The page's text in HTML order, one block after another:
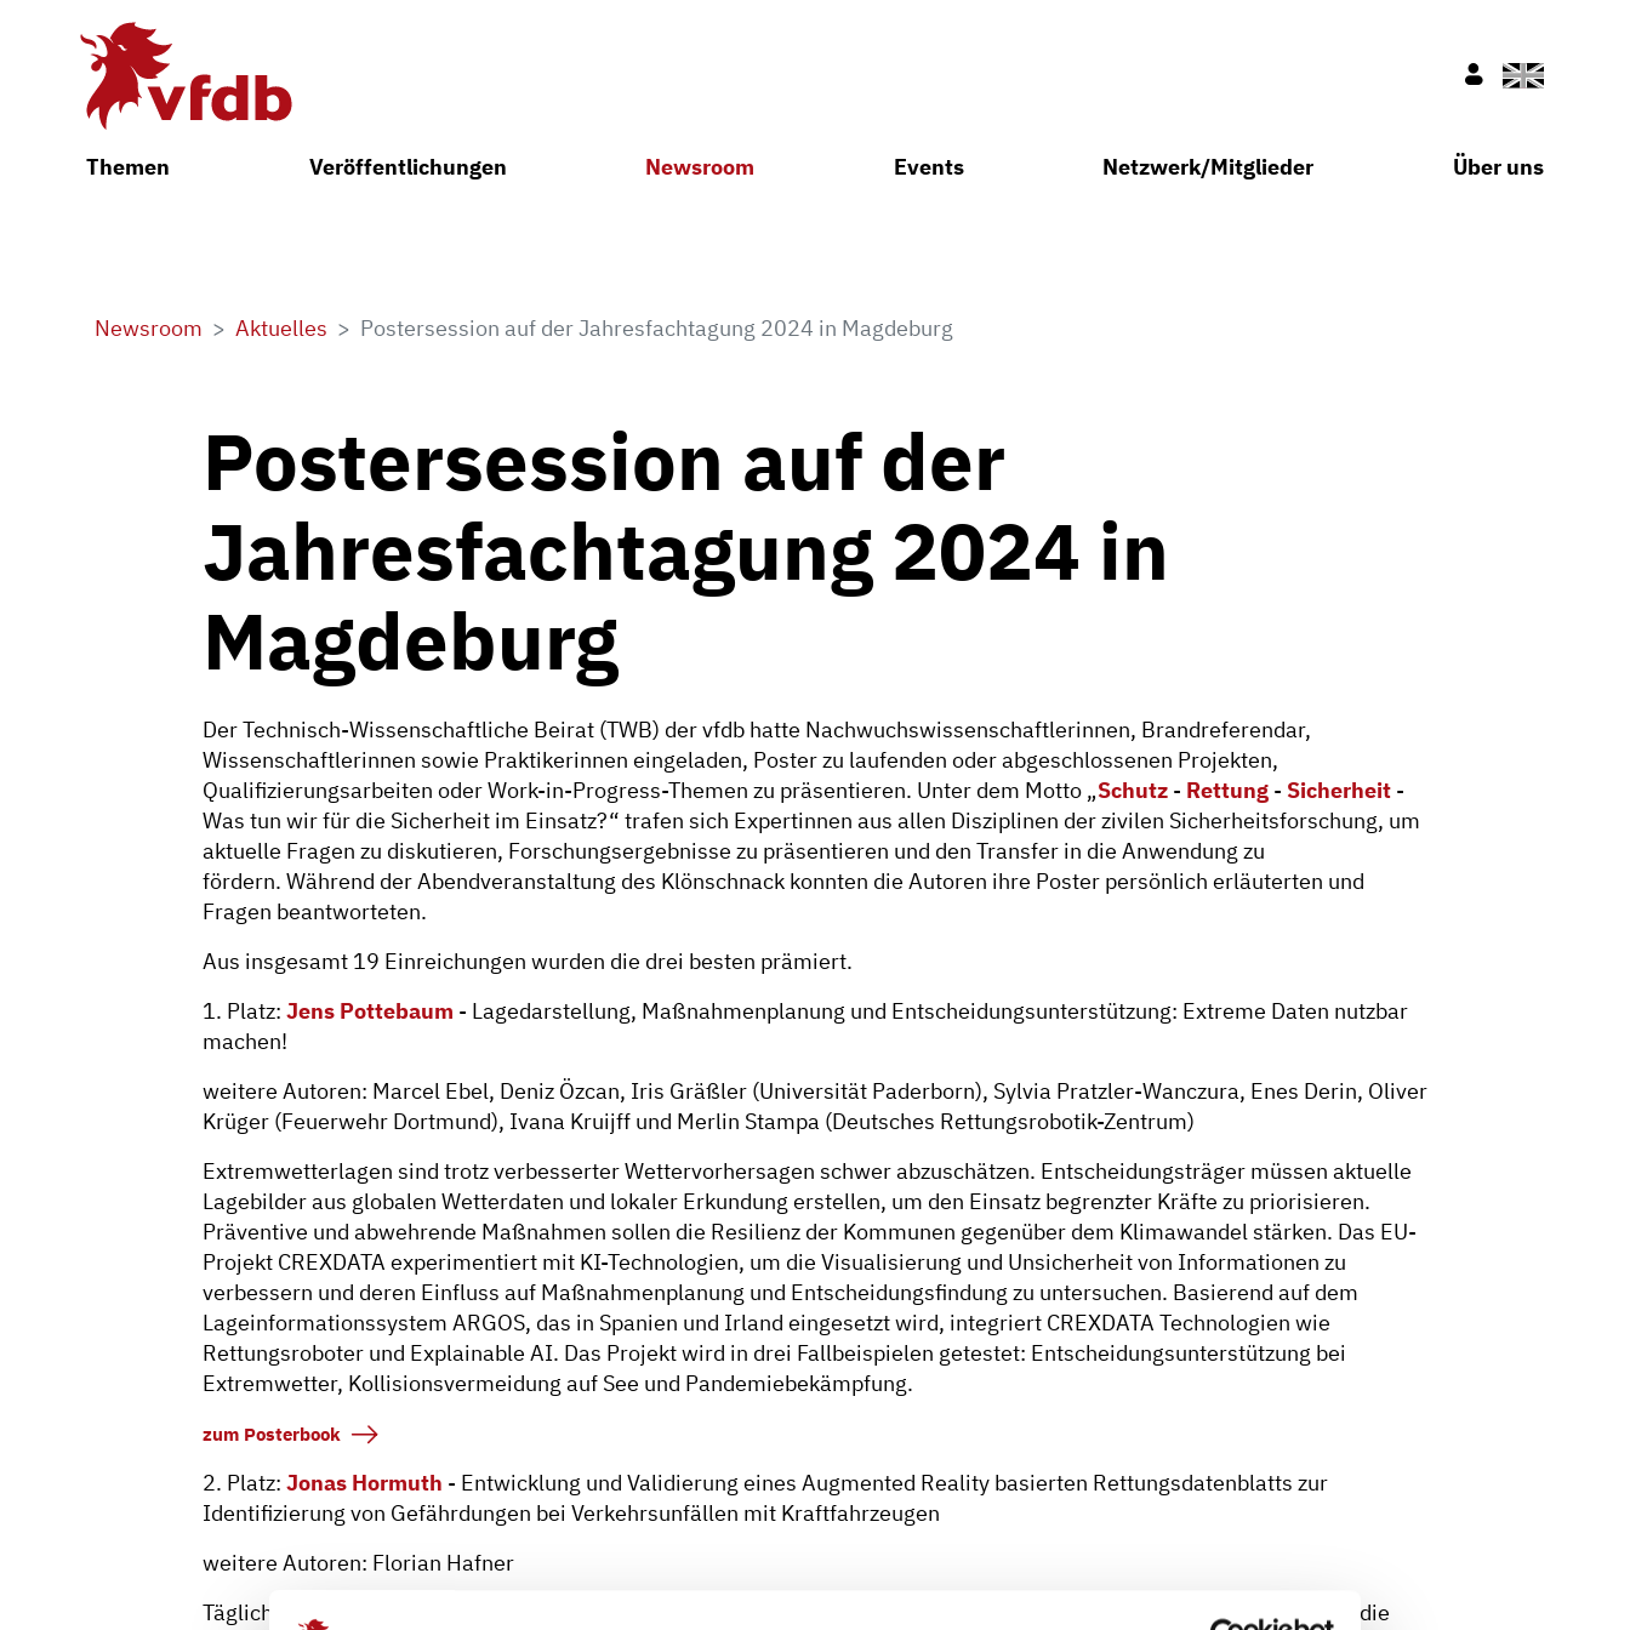
Nur fürEnglisch
Themen Veröffentlichungen Newsroom Events Netzwerk/Mitglieder Über uns
Newsroom Aktuelles Postersession auf der Jahresfachtagung 2024 in Magdeburg
Postersession auf der
Jahresfachtagung 2024 in
Magdeburg
Der Technisch-Wissenschaftliche Beirat (TWB) der vfdb hatte Nachwuchswissenschaftlerinnen, Brandreferendar,
Wissenschaftlerinnen sowie Praktikerinnen eingeladen, Poster zu laufenden oder abgeschlossenen Projekten,
Qualifizierungsarbeiten oder Work-in-Progress-Themen zu präsentieren. Unter dem Motto „Schutz - Rettung - Sicherheit -
Was tun wir für die Sicherheit im Einsatz?“ trafen sich Expertinnen aus allen Disziplinen der zivilen Sicherheitsforschung, um
aktuelle Fragen zu diskutieren, Forschungsergebnisse zu präsentieren und den Transfer in die Anwendung zu
fördern. Während der Abendveranstaltung des Klönschnack konnten die Autoren ihre Poster persönlich erläuterten und
Fragen beantworteten.
Aus insgesamt 19 Einreichungen wurden die drei besten prämiert.
1. Platz: Jens Pottebaum - Lagedarstellung, Maßnahmenplanung und Entscheidungsunterstützung: Extreme Daten nutzbar
machen!
weitere Autoren: Marcel Ebel, Deniz Özcan, Iris Gräßler (Universität Paderborn), Sylvia Pratzler-Wanczura, Enes Derin, Oliver
Krüger (Feuerwehr Dortmund), Ivana Kruijff und Merlin Stampa (Deutsches Rettungsrobotik-Zentrum)
Extremwetterlagen sind trotz verbesserter Wettervorhersagen schwer abzuschätzen. Entscheidungsträger müssen aktuelle
Lagebilder aus globalen Wetterdaten und lokaler Erkundung erstellen, um den Einsatz begrenzter Kräfte zu priorisieren.
Präventive und abwehrende Maßnahmen sollen die Resilienz der Kommunen gegenüber dem Klimawandel stärken. Das EU-
Projekt CREXDATA experimentiert mit KI-Technologien, um die Visualisierung und Unsicherheit von Informationen zu
verbessern und deren Einfluss auf Maßnahmenplanung und Entscheidungsfindung zu untersuchen. Basierend auf dem
Lageinformationssystem ARGOS, das in Spanien und Irland eingesetzt wird, integriert CREXDATA Technologien wie
Rettungsroboter und Explainable AI. Das Projekt wird in drei Fallbeispielen getestet: Entscheidungsunterstützung bei
Extremwetter, Kollisionsvermeidung auf See und Pandemiebekämpfung.
zum Posterbook
2. Platz: Jonas Hormuth - Entwicklung und Validierung eines Augmented Reality basierten Rettungsdatenblatts zur
Identifizierung von Gefährdungen bei Verkehrsunfällen mit Kraftfahrzeugen
weitere Autoren: Florian Hafner
Täglich gibt es viele Verkehrsunfälle, bei denen im Durchschnitt 793 Personen verletzt werden. Traditionell verwendet die